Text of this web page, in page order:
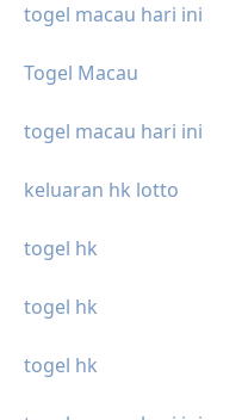
togel macau hari ini
Togel Macau
togel macau hari ini
keluaran hk lotto
togel hk
togel hk
togel hk